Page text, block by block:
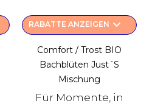
RABATTE ANZEIGEN keyboard_arrow_down
Comfort / Trost BIO
Bachblüten Just´s
Mischung
Für Momente, in